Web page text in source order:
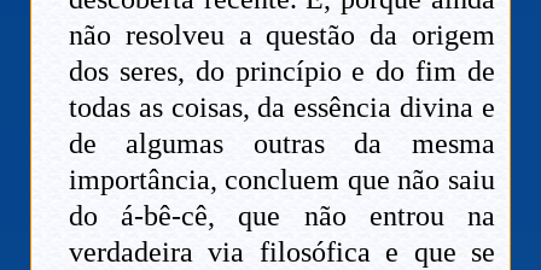
não resolveu a questão da origem
dos seres, do princípio e do fim de
todas as coisas, da essência divina e
de algumas outras da mesma
importância, concluem que não saiu
do á-bê-cê, que não entrou na
verdadeira via filosófica e que se